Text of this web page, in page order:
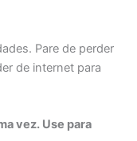
Pare de perder
de internet para
vez. Use para